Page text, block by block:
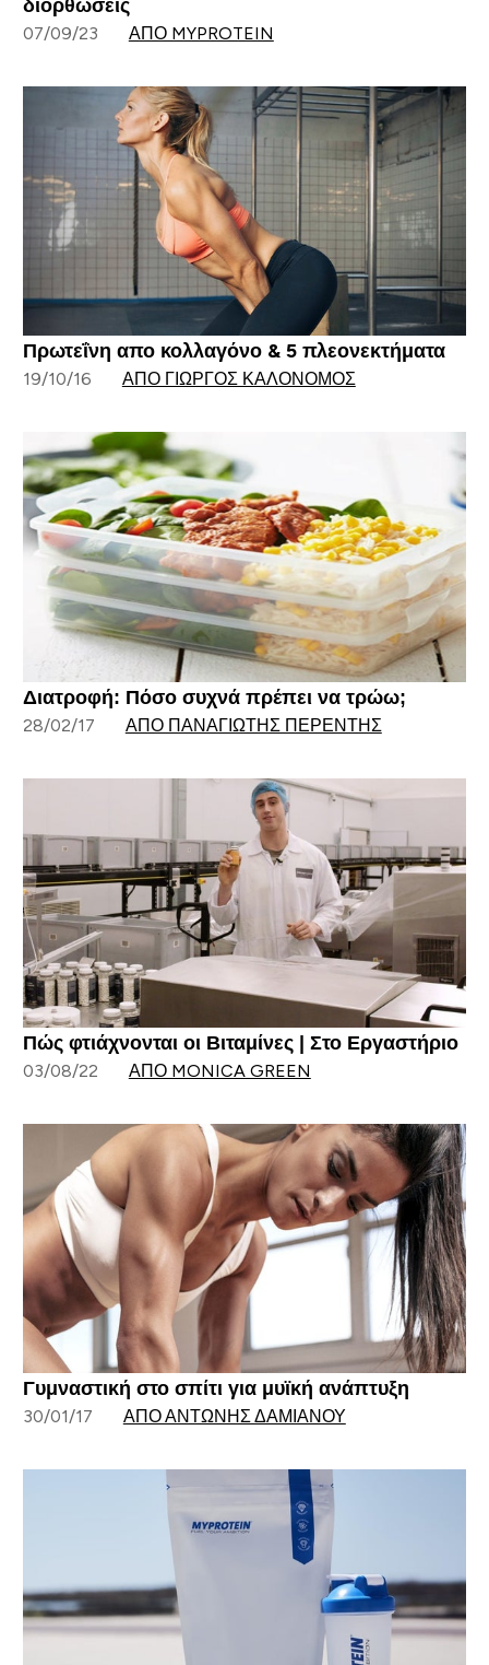
διορθώσεις
07/09/23 ΑΠΌ MYPROTEIN
Πρωτεΐνη απο κολλαγόνο & 5 πλεονεκτήματα
19/10/16 ΑΠΌ ΓΙΏΡΓΟΣ ΚΑΛΟΝΌΜΟΣ
Διατροφή: Πόσο συχνά πρέπει να τρώω;
28/02/17 ΑΠΌ ΠΑΝΑΓΙΏΤΗΣ ΠΕΡΕΝΤΉΣ
Πώς φτιάχνονται οι Βιταμίνες | Στο Εργαστήριο
03/08/22 ΑΠΌ MONICA GREEN
Γυμναστική στο σπίτι για μυϊκή ανάπτυξη
30/01/17 ΑΠΌ ΑΝΤΏΝΗΣ ΔΑΜΙΑΝΟΎ